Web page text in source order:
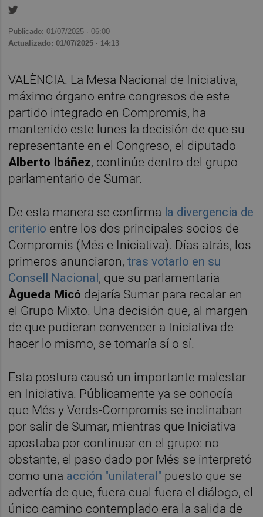
Publicado: 01/07/2025 ·06:00
Actualizado: 01/07/2025 · 14:13
VALÈNCIA. La Mesa Nacional de Iniciativa,
máximo órgano entre congresos de este
partido integrado en Compromís, ha
mantenido este lunes la decisión de que su
representante en el Congreso, el diputado
Alberto Ibáñez, continúe dentro del grupo
parlamentario de Sumar.
De esta manera se confirma la divergencia de
criterio entre los dos principales socios de
Compromís (Més e Iniciativa). Días atrás, los
primeros anunciaron,tras votarlo en su
Consell Nacional, que su parlamentaria
Àgueda Micó dejaría Sumar para recalar en
el Grupo Mixto. Una decisión que, al margen
de que pudieran convencer a Iniciativa de
hacer lo mismo, se tomaría sí o sí.
Esta postura causó un importante malestar
en Iniciativa. Públicamente ya se conocía
que Més y Verds-Compromís se inclinaban
por salir de Sumar, mientras que Iniciativa
apostaba por continuar en el grupo: no
obstante, el paso dado por Més se interpretó
como una acción "unilateral" puesto que se
advertía de que, fuera cual fuera el diálogo, el
único camino contemplado era la salida de